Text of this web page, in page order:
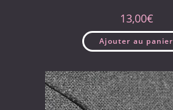
13,00€
Ajouter au panier